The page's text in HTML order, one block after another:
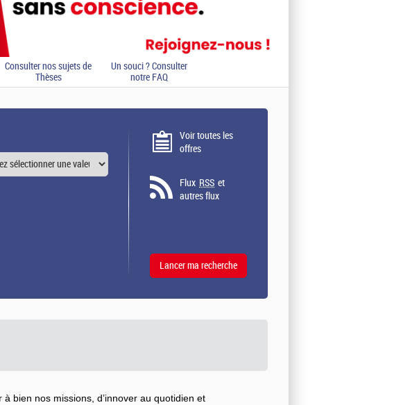
Consulter nos sujets de
Thèses
Un souci ? Consulter
notre FAQ
Voir toutes les
offres
Flux RSS et
autres flux
bien nos missions, d’innover au quotidien et